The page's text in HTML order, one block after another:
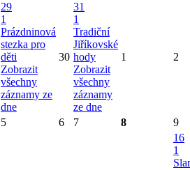
29
1
Prázdninová
stezka pro
děti
Zobrazit
všechny
záznamy ze
dne
30
31
1
Tradiční
Jiříkovské
hody
Zobrazit
všechny
záznamy
ze dne
1 2
5 6 7 8 9
16
1